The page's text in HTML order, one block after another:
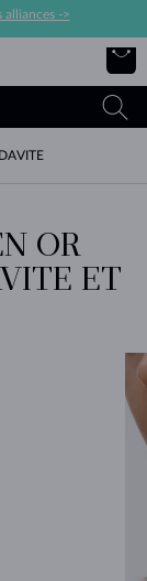
alliances ->
OR
ET